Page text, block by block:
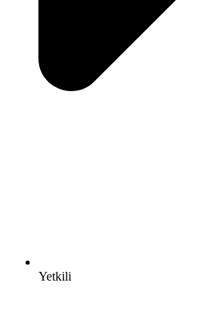
Yetkili